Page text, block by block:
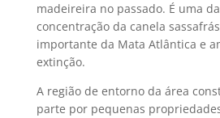
madeireira no passado. É uma
concentração da canela
importante da Mata Atlântica e
extinção.
A região de entorno da área
parte por pequenas